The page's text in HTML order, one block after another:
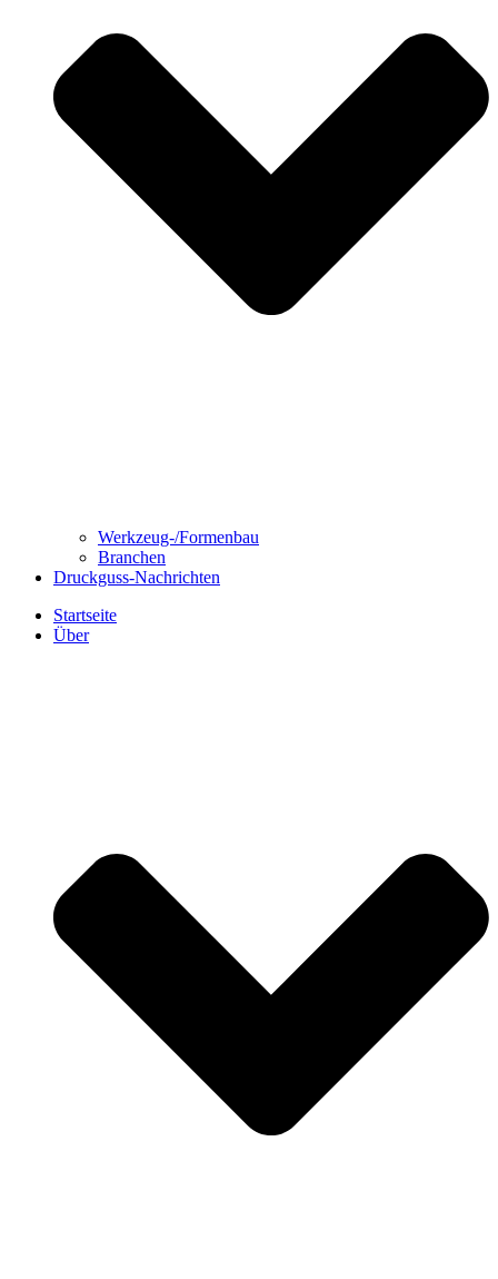
Werkzeug-/Formenbau
Branchen
Druckguss-Nachrichten
Startseite
Über